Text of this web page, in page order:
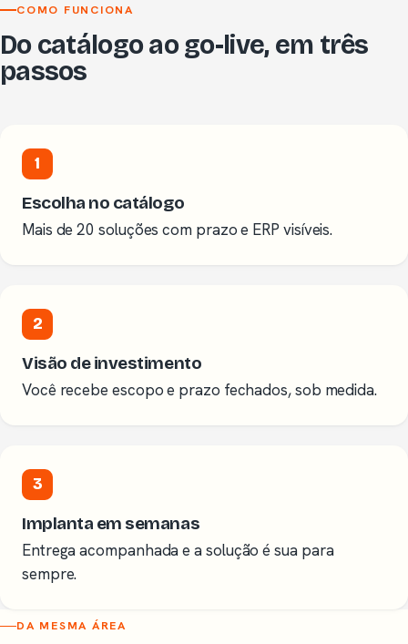
COMO FUNCIONA
Do catálogo ao go-live, em três
passos
1
Escolha no catálogo
Mais de 20 soluções com prazo e ERP visíveis.
2
Visão de investimento
Você recebe escopo e prazo fechados, sob medida.
3
Implanta em semanas
Entrega acompanhada e a solução é sua para
sempre.
DA MESMA ÁREA